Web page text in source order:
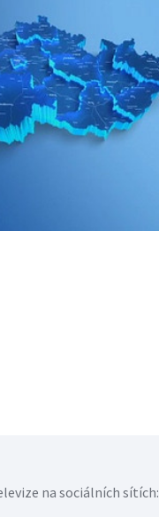
na sociálních sítích: